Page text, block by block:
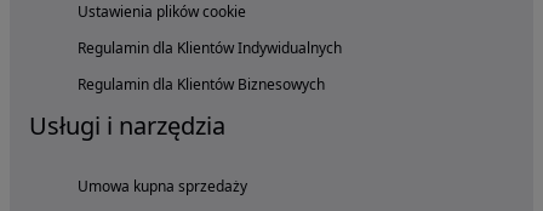
Ustawienia plików cookie
Regulamin dla Klientów Indywidualnych
Regulamin dla Klientów Biznesowych
Usługi i narzędzia
Umowa kupna sprzedaży